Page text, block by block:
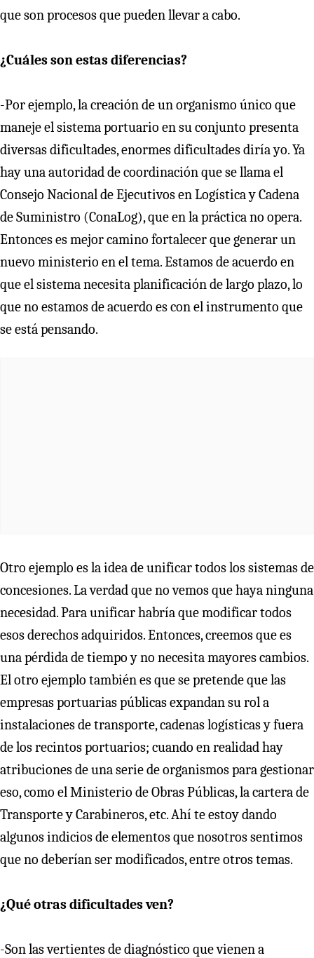
que son procesos que pueden llevar a cabo.
¿Cuáles son estas diferencias?
-Por ejemplo, la creación de un organismo único que
maneje el sistema portuario en su conjunto presenta
diversas dificultades, enormes dificultades diría yo. Ya
hay una autoridad de coordinación que se llama el
Consejo Nacional de Ejecutivos en Logística y Cadena
de Suministro (ConaLog), que en la práctica no opera.
Entonces es mejor camino fortalecer que generar un
nuevo ministerio en el tema. Estamos de acuerdo en
que el sistema necesita planificación de largo plazo, lo
que no estamos de acuerdo es con el instrumento que
se está pensando.
Otro ejemplo es la idea de unificar todos los sistemas de
concesiones. La verdad que no vemos que haya ninguna
necesidad. Para unificar habría que modificar todos
esos derechos adquiridos. Entonces, creemos que es
una pérdida de tiempo y no necesita mayores cambios.
El otro ejemplo también es que se pretende que las
empresas portuarias públicas expandan su rol a
instalaciones de transporte, cadenas logísticas y fuera
de los recintos portuarios; cuando en realidad hay
atribuciones de una serie de organismos para gestionar
eso, como el Ministerio de Obras Públicas, la cartera de
Transporte y Carabineros, etc. Ahí te estoy dando
algunos indicios de elementos que nosotros sentimos
que no deberían ser modificados, entre otros temas.
¿Qué otras dificultades ven?
-Son las vertientes de diagnóstico que vienen a